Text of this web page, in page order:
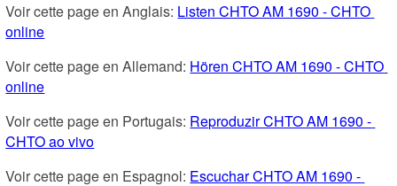
Voir cette page en Anglais: Listen CHTO AM 1690 - CHTO
online
Voir cette page en Allemand: Hören CHTO AM 1690 - CHTO
online
Voir cette page en Portugais: Reproduzir CHTO AM 1690 -
CHTO ao vivo
Voir cette page en Espagnol: Escuchar CHTO AM 1690 -